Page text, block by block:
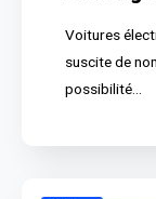
Voitures
suscite de
possibilité…